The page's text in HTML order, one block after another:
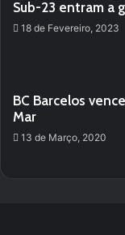
Sub-23 entram a
18 de Fevereiro, 2023
BC Barcelos
Mar
13 de Março, 2020